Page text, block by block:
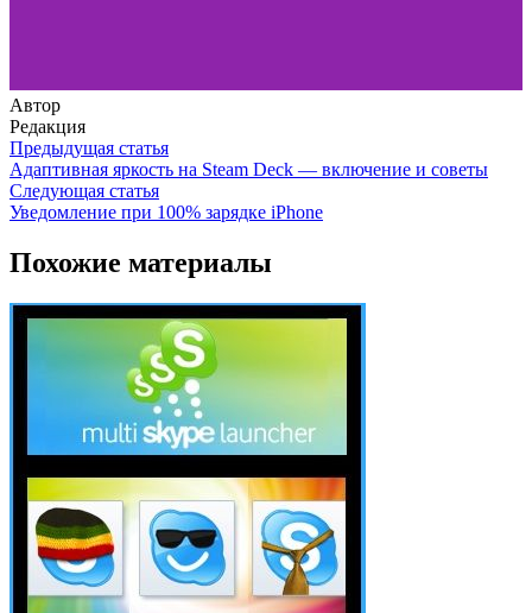
Автор
Редакция
Предыдущая статья
Адаптивная яркость на Steam Deck — включение и советы
Следующая статья
Уведомление при 100% зарядке iPhone
Похожие материалы